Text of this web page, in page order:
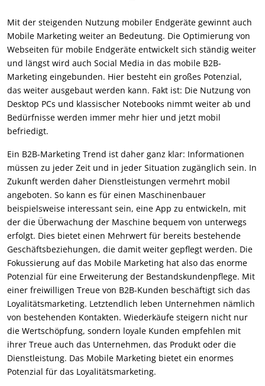
Mit der steigenden Nutzung mobiler Endgeräte gewinnt auch
Mobile Marketing weiter an Bedeutung. Die Optimierung von
Webseiten für mobile Endgeräte entwickelt sich ständig weiter
und längst wird auch Social Media in das mobile B2B-
Marketing eingebunden. Hier besteht ein großes Potenzial,
das weiter ausgebaut werden kann. Fakt ist: Die Nutzung von
Desktop PCs und klassischer Notebooks nimmt weiter ab und
Bedürfnisse werden immer mehr hier und jetzt mobil
befriedigt.
Ein B2B-Marketing Trend ist daher ganz klar: Informationen
müssen zu jeder Zeit und in jeder Situation zugänglich sein. In
Zukunft werden daher Dienstleistungen vermehrt mobil
angeboten. So kann es für einen Maschinenbauer
beispielsweise interessant sein, eine App zu entwickeln, mit
der die Überwachung der Maschine bequem von unterwegs
erfolgt. Dies bietet einen Mehrwert für bereits bestehende
Geschäftsbeziehungen, die damit weiter gepflegt werden. Die
Fokussierung auf das Mobile Marketing hat also das enorme
Potenzial für eine Erweiterung der Bestandskundenpflege. Mit
einer freiwilligen Treue von B2B-Kunden beschäftigt sich das
Loyalitätsmarketing. Letztendlich leben Unternehmen nämlich
von bestehenden Kontakten. Wiederkäufe steigern nicht nur
die Wertschöpfung, sondern loyale Kunden empfehlen mit
ihrer Treue auch das Unternehmen, das Produkt oder die
Dienstleistung. Das Mobile Marketing bietet ein enormes
Potenzial für das Loyalitätsmarketing.